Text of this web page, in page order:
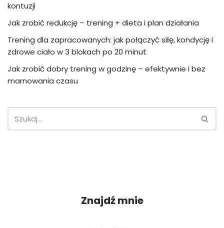
kontuzji
Jak zrobić redukcję – trening + dieta i plan działania
Trening dla zapracowanych: jak połączyć siłę, kondycję i
zdrowe ciało w 3 blokach po 20 minut
Jak zrobić dobry trening w godzinę – efektywnie i bez
marnowania czasu
Znajdź mnie